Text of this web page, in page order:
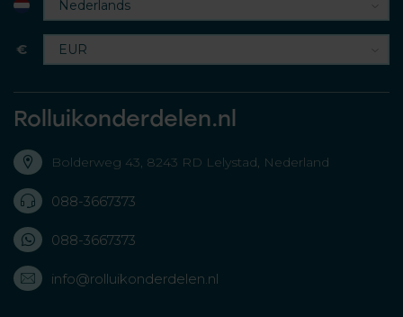
€
Rolluikonderdelen.nl
Bolderweg 43, 8243 RD Lelystad, Nederland
088-3667373
088-3667373
info@rolluikonderdelen.nl